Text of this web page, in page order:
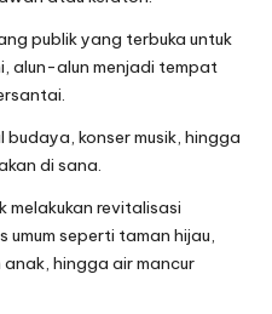
publik yang terbuka untuk
alun-alun menjadi tempat
konser musik, hingga
di sana.
melakukan revitalisasi
seperti taman hijau,
hingga air mancur